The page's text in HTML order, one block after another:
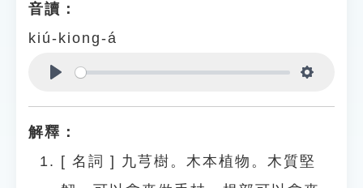
遊戲專區
貓頭鷹博士
音讀：
kiú-kiong-á
解釋：
[ 名詞 ] 九芎樹。木本植物。木質堅